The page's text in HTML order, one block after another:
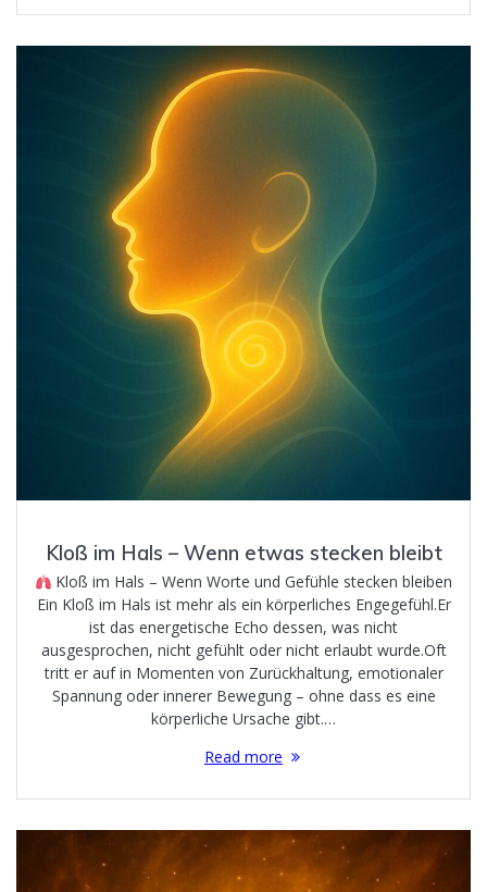
Kloß im Hals – Wenn etwas stecken bleibt
Kloß im Hals – Wenn Worte und Gefühle stecken bleiben
Ein Kloß im Hals ist mehr als ein körperliches Engegefühl.Er
ist das energetische Echo dessen, was nicht
ausgesprochen, nicht gefühlt oder nicht erlaubt wurde.Oft
tritt er auf in Momenten von Zurückhaltung, emotionaler
Spannung oder innerer Bewegung – ohne dass es eine
körperliche Ursache gibt.…
Read more